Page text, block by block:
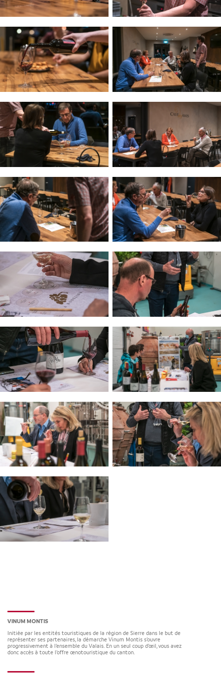
VINUM MONTIS
Initiée par les entités touristiques de la région de Sierre dans le but de
représenter ses partenaires, la démarche Vinum Montis s’ouvre
progressivement à l’ensemble du Valais. En un seul coup d’œil, vous avez
donc accès à toute l’offre œnotouristique du canton.